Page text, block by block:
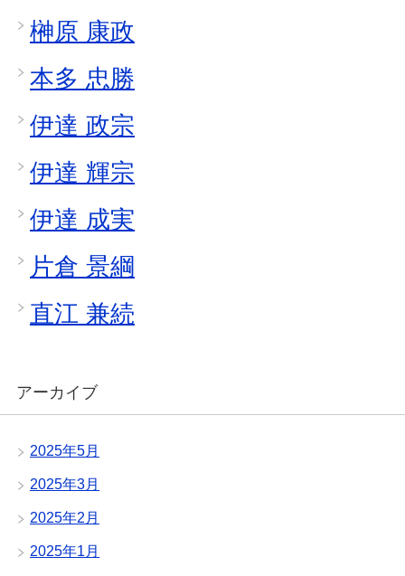
榊原 康政
本多 忠勝
伊達 政宗
伊達 輝宗
伊達 成実
片倉 景綱
直江 兼続
アーカイブ
2025年5月
2025年3月
2025年2月
2025年1月